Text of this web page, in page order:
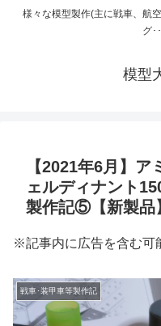
様々な模型製作(主に戦車、航
グ･
模型
【2021年6月】
ェルディナント
製作記⑤【新製品
※記事内に広告を含む可
戦車･装甲車等製作記